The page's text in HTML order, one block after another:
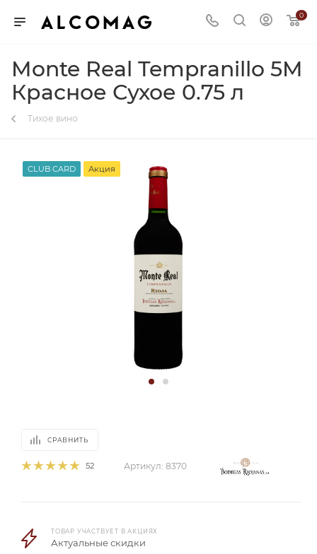
0
Monte Real Tempranillo 5M
Красное Сухое 0.75 л
Тихое вино
CLUB CARD Акция
СРАВНИТЬ
52 Артикул: 8370
ТОВАР УЧАСТВУЕТ В АКЦИЯХ
Актуальные скидки